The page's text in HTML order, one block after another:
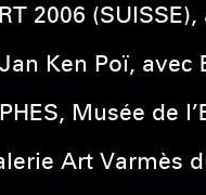
2006
Ken Poï, avec
Musée de
Art Varmès